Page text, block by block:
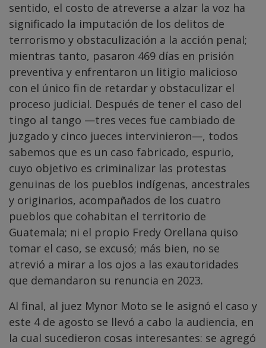
sentido, el costo de atreverse a alzar la voz ha
significado la imputación de los delitos de
terrorismo y obstaculización a la acción penal;
mientras tanto, pasaron 469 días en prisión
preventiva y enfrentaron un litigio malicioso
con el único fin de retardar y obstaculizar el
proceso judicial. Después de tener el caso del
tingo al tango —tres veces fue cambiado de
juzgado y cinco jueces intervinieron—, todos
sabemos que es un caso fabricado, espurio,
cuyo objetivo es criminalizar las protestas
genuinas de los pueblos indígenas, ancestrales
y originarios, acompañados de los cuatro
pueblos que cohabitan el territorio de
Guatemala; ni el propio Fredy Orellana quiso
tomar el caso, se excusó; más bien, no se
atrevió a mirar a los ojos a las exautoridades
que demandaron su renuncia en 2023.
Al final, al juez Mynor Moto se le asignó el caso y
este 4 de agosto se llevó a cabo la audiencia, en
la cual sucedieron cosas interesantes: se agregó